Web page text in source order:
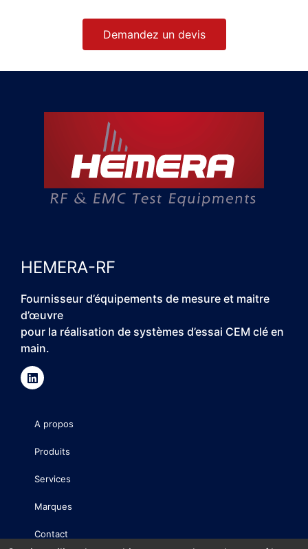
Demandez un devis
HEMERA-RF
Fournisseur d’équipements de mesure et maitre
d’œuvre
pour la réalisation de systèmes d’essai CEM clé en
main.
A propos
Produits
Services
Marques
Contact